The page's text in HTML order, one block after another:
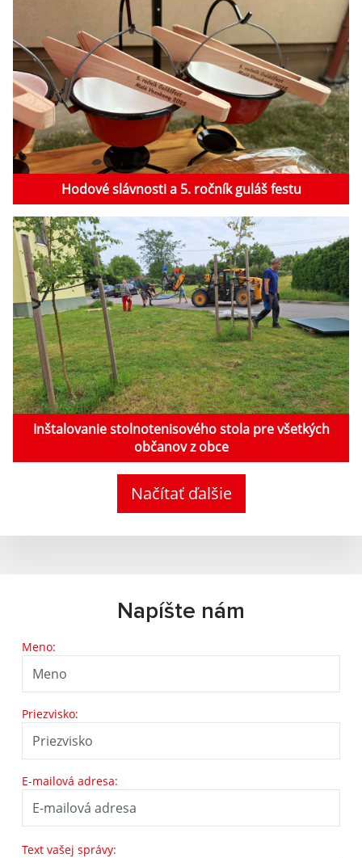
Hodové slávnosti a 5. ročník guláš festu
Inštalovanie stolnotenisového stola pre všetkých
občanov z obce
Načítať ďalšie
Napíšte nám
Meno:
Priezvisko:
E-mailová adresa:
Text vašej správy: